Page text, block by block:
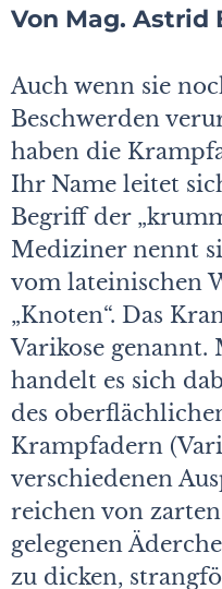
Von Mag. Astrid
Auch wenn sie
Beschwerden
haben die
Ihr Name leitet
Begriff der
Mediziner nennt
vom lateinischen
„Knoten“. Das
Varikose
handelt es sich
des
Krampfadern
verschiedenen
reichen von
gelegenen
zu dicken,